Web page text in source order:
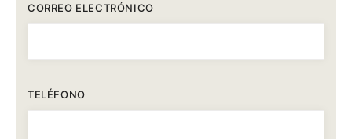
CORREO ELECTRÓNICO
TELÉFONO